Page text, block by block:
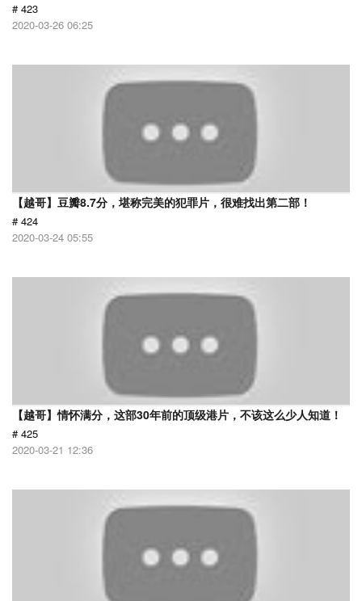
# 423
2020-03-26 06:25
【越哥】豆瓣8.7分，堪称完美的犯罪片，很难找出第二部！
# 424
2020-03-24 05:55
【越哥】情怀满分，这部30年前的顶级港片，不该这么少人知道！
# 425
2020-03-21 12:36